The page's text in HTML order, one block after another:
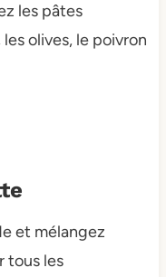
les pâtes
olives, le poivron
et mélangez
tous les